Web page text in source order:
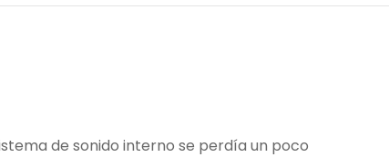
de sonido interno se perdía un poco